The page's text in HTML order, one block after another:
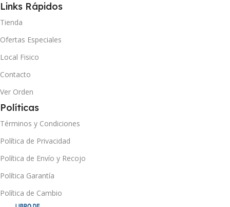
Links Rápidos
Tienda
Ofertas Especiales
Local Fisico
Contacto
Ver Orden
Políticas
Términos y Condiciones
Política de Privacidad
Política de Envío y Recojo
Política Garantía
Política de Cambio